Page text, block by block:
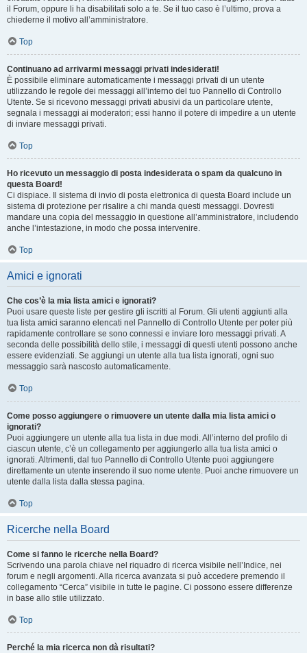
il Forum, oppure li ha disabilitati solo a te. Se il tuo caso è l’ultimo, prova a
chiederne il motivo all’amministratore.
Top
Continuano ad arrivarmi messaggi privati indesiderati!
È possibile eliminare automaticamente i messaggi privati ​​di un utente
utilizzando le regole dei messaggi all’interno del tuo Pannello di Controllo
Utente. Se si ricevono messaggi privati ​​abusivi da un particolare utente,
segnala i messaggi ai moderatori; essi hanno il potere di impedire a un utente
di inviare messaggi privati​​.
Top
Ho ricevuto un messaggio di posta indesiderata o spam da qualcuno in
questa Board!
Ci dispiace. Il sistema di invio di posta elettronica di questa Board include un
sistema di protezione per risalire a chi manda questi messaggi. Dovresti
mandare una copia del messaggio in questione all’amministratore, includendo
anche l’intestazione, in modo che possa intervenire.
Top
Amici e ignorati
Che cos’è la mia lista amici e ignorati?
Puoi usare queste liste per gestire gli iscritti al Forum. Gli utenti aggiunti alla
tua lista amici saranno elencati nel Pannello di Controllo Utente per poter più
rapidamente controllare se sono connessi e inviare loro messaggi privati. A
seconda delle possibilità dello stile, i messaggi di questi utenti possono anche
essere evidenziati. Se aggiungi un utente alla tua lista ignorati, ogni suo
messaggio sarà nascosto automaticamente.
Top
Come posso aggiungere o rimuovere un utente dalla mia lista amici o
ignorati?
Puoi aggiungere un utente alla tua lista in due modi. All’interno del profilo di
ciascun utente, c’è un collegamento per aggiungerlo alla tua lista amici o
ignorati. Altrimenti, dal tuo Pannello di Controllo Utente puoi aggiungere
direttamente un utente inserendo il suo nome utente. Puoi anche rimuovere un
utente dalla lista dalla stessa pagina.
Top
Ricerche nella Board
Come si fanno le ricerche nella Board?
Scrivendo una parola chiave nel riquadro di ricerca visibile nell’Indice, nei
forum e negli argomenti. Alla ricerca avanzata si può accedere premendo il
collegamento “Cerca” visibile in tutte le pagine. Ci possono essere differenze
in base allo stile utilizzato.
Top
Perché la mia ricerca non dà risultati?